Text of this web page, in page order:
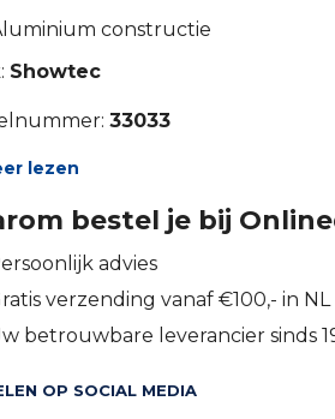
constructie
Showtec
33033
lezen
bestel je bij
advies
verzending vanaf €100,- in NL
betrouwbare leverancier sinds
OP SOCIAL MEDIA